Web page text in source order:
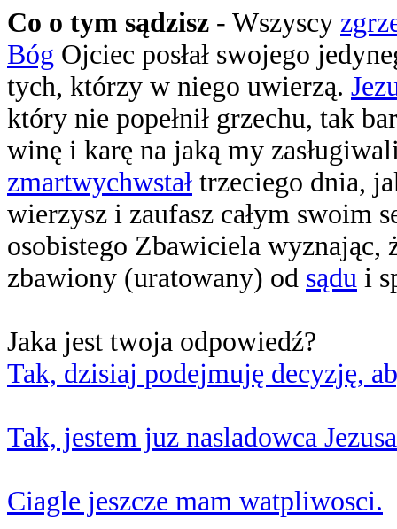
Co o tym sądzisz - Wszyscy
Bóg Ojciec posłał swojego
tych, którzy w niego uwierzą.
który nie popełnił grzechu, tak
winę i karę na jaką my
zmartwychwstał trzeciego dnia,
wierzysz i zaufasz całym swoim
osobistego Zbawiciela wyznając,
zbawiony (uratowany) od sądu i
Jaka jest twoja odpowiedź?
Tak, dzisiaj podejmuję decyzję,
Tak, jestem juz nasladowca
Ciagle jeszcze mam watpliwosci.